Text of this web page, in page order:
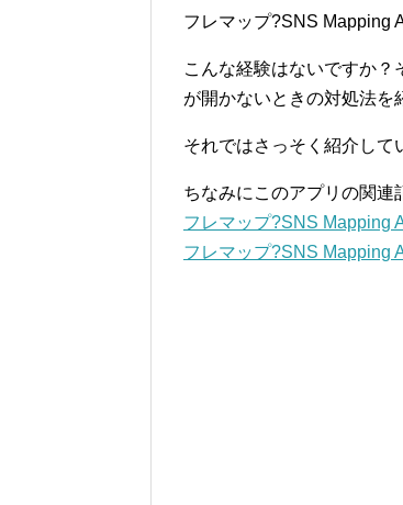
フレマップ?SNS Mapping
こんな経験はないですか
が開かないときの対処法を
それではさっそく紹介して
ちなみにこのアプリの関連
フレマップ?SNS Mapping
フレマップ?SNS Mapping